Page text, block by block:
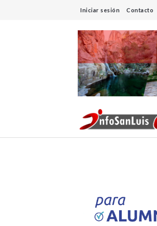
Iniciar sesión Contacto